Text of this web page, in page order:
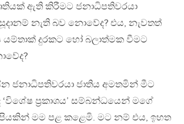
ඇති කිරීමට ජනාධිපතිවරයා
නැති බව නොවේද? එය, නැවතත්
යම්තාක් දුරකට හෝ බලාත්මක වීමට
ජනාධිපතිවරයා ජාතිය අමතමින් මීට
ප්‍රකාශය’ සම්බන්ධයෙන් මගේ
මම පළ කළෙමි. මට නම් එය, ඉහත